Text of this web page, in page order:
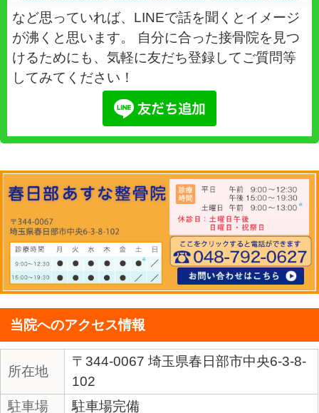
2017.06.23
知ってた？骨盤の開き
る！春日部市の整骨院(整体院)で骨
る！！
2017.06.16
この痛み、しびれ、坐
2017.06.10
嫌な頭痛の正体はこ
部市の整骨院(整体院)で頭痛を改善
6 / 7 « 先頭 « ... 3 4 5